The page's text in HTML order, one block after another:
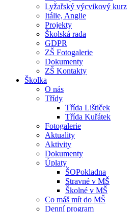
Lyžařský výcvikový kurz
Itálie, Anglie
Projekty
Školská rada
GDPR
ZŠ Fotogalerie
Dokumenty
ZŠ Kontakty
Školka
O nás
Třídy
Třída Lištiček
Třída Kuřátek
Fotogalerie
Aktuality
Aktivity
Dokumenty
Úplaty
ŠOPokladna
Stravné v MŠ
Školné v MŠ
Co máš mít do MŠ
Denní program